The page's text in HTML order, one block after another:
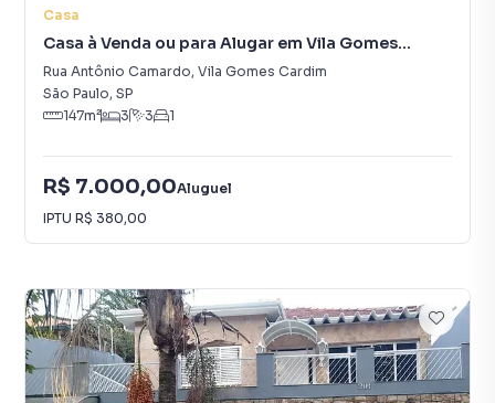
Casa
Casa à Venda ou para Alugar em Vila Gomes
Cardim
Rua Antônio Camardo, Vila Gomes Cardim
São Paulo, SP
147m² 3 3 1
R$ 7.000,00Aluguel
IPTU R$ 380,00